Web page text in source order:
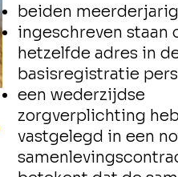
beiden
ingeschreven staan
hetzelfde adres in
basisregistratie
een wederzijdse
zorgverplichting
vastgelegd in een